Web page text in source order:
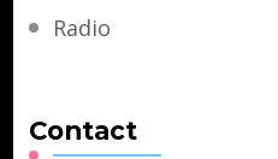
Radio
Contact